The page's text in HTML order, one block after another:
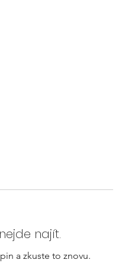
najít.
a zkuste to znovu.